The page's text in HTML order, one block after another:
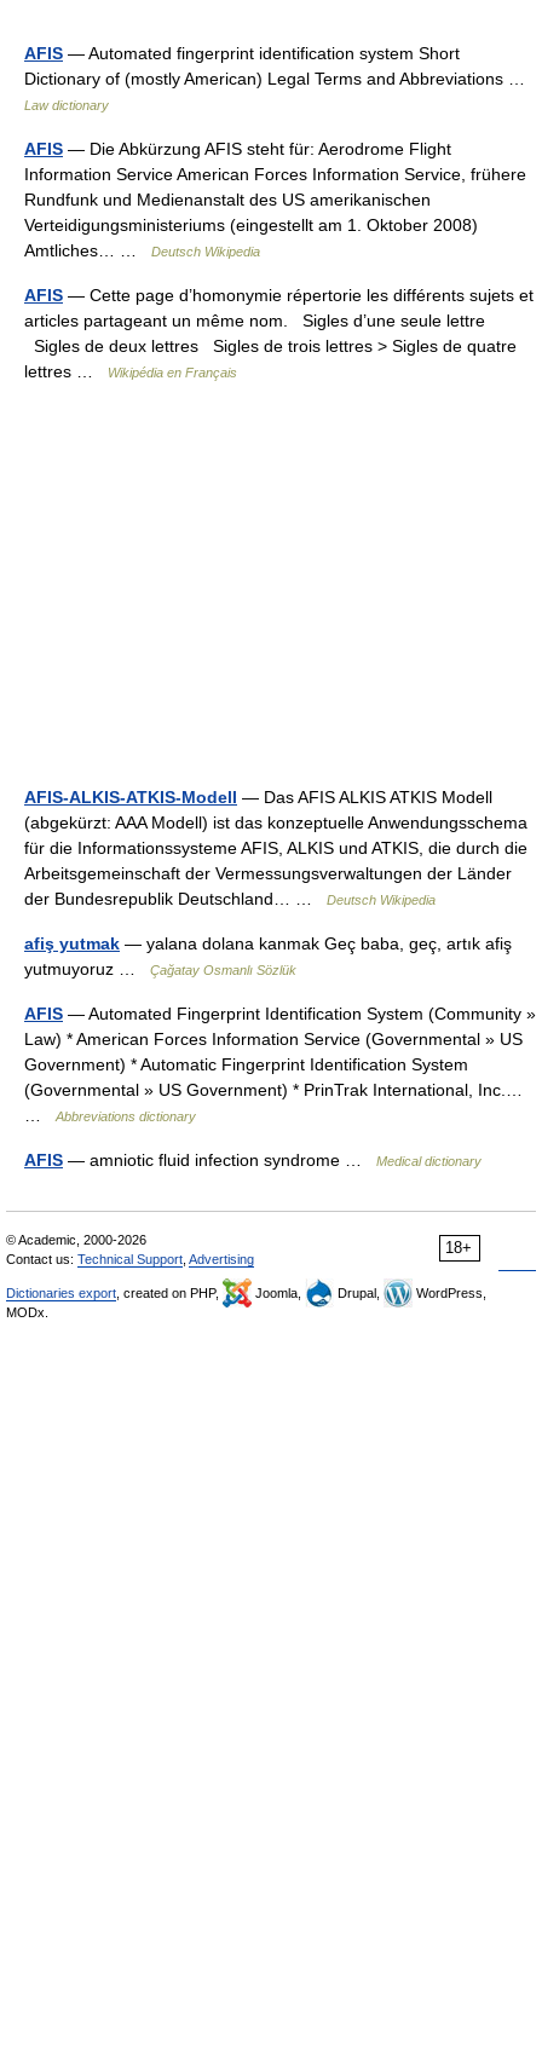
AFIS — Automated fingerprint identification system Short
Dictionary of (mostly American) Legal Terms and Abbreviations …
Law dictionary
AFIS — Die Abkürzung AFIS steht für: Aerodrome Flight
Information Service American Forces Information Service, frühere
Rundfunk und Medienanstalt des US amerikanischen
Verteidigungsministeriums (eingestellt am 1. Oktober 2008)
Amtliches… …
Deutsch Wikipedia
AFIS — Cette page d’homonymie répertorie les différents sujets et
articles partageant un même nom. Sigles d’une seule lettre
Sigles de deux lettres Sigles de trois lettres > Sigles de quatre
lettres …
Wikipédia en Français
AFIS-ALKIS-ATKIS-Modell — Das AFIS ALKIS ATKIS Modell
(abgekürzt: AAA Modell) ist das konzeptuelle Anwendungsschema
für die Informationssysteme AFIS, ALKIS und ATKIS, die durch die
Arbeitsgemeinschaft der Vermessungsverwaltungen der Länder
der Bundesrepublik Deutschland… …
Deutsch Wikipedia
afiş yutmak — yalana dolana kanmak Geç baba, geç, artık afiş
yutmuyoruz …
Çağatay Osmanlı Sözlük
AFIS — Automated Fingerprint Identification System (Community »
Law) * American Forces Information Service (Governmental » US
Government) * Automatic Fingerprint Identification System
(Governmental » US Government) * PrinTrak International, Inc.…
Abbreviations dictionary
AFIS — amniotic fluid infection syndrome … Medical dictionary
18+
© Academic, 2000-2026
Contact us: Technical Support Advertising
Dictionaries export , created on PHP, Joomla, Drupal,
WordPress,
MODx.